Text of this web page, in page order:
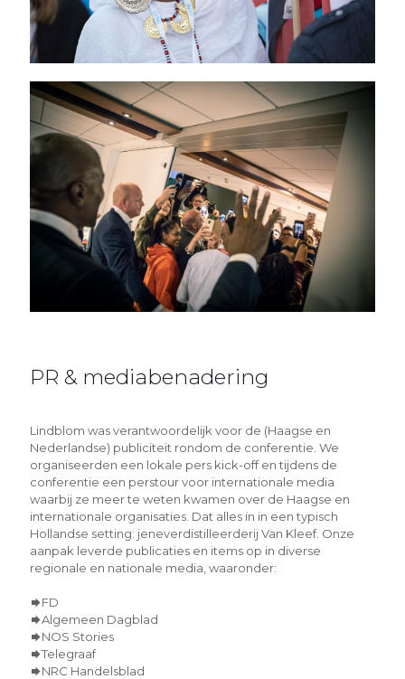
PR & mediabenadering
Lindblom was verantwoordelijk voor de (Haagse en
Nederlandse) publiciteit rondom de conferentie. We
organiseerden een lokale pers kick-off en tijdens de
conferentie een perstour voor internationale media
waarbij ze meer te weten kwamen over de Haagse en
internationale organisaties. Dat alles in in een typisch
Hollandse setting: jeneverdistilleerderij Van Kleef. Onze
aanpak leverde publicaties en items op in diverse
regionale en nationale media, waaronder:
FD
Algemeen Dagblad
NOS Stories
Telegraaf
NRC Handelsblad